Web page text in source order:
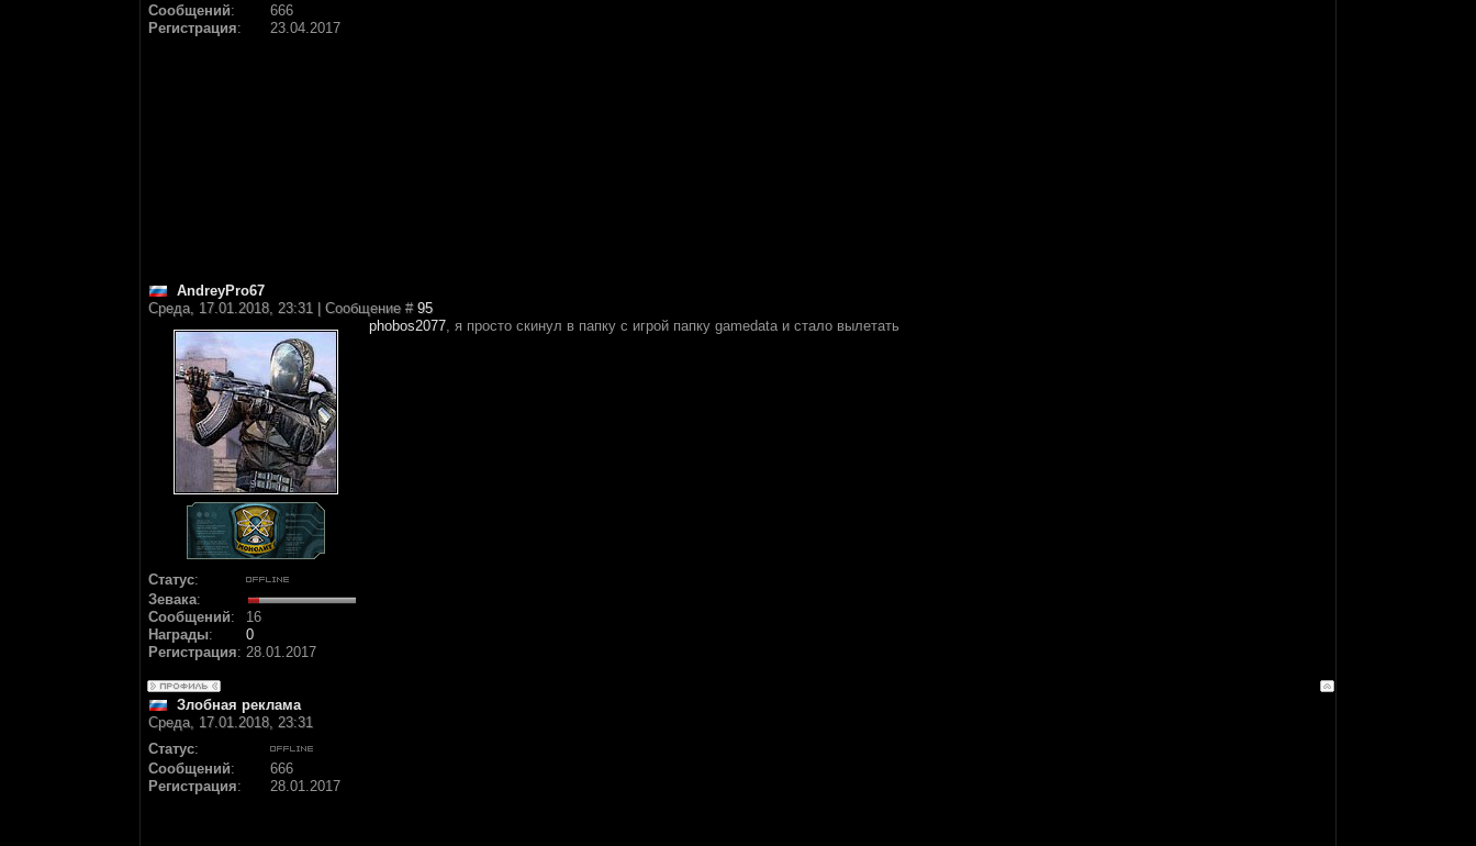
Сообщений:
666
Регистрация: 23.04.2017
AndreyPro67
Среда, 17.01.2018, 23:31 | Сообщение # 95
Статус:
Зевака:
Сообщений:
16
Награды:
0
Регистрация: 28.01.2017
phobos2077, я просто скинул в папку с игрой папку gamedata и стало вылетать
Злобная реклама
Среда, 17.01.2018, 23:31
Статус:
Сообщений:
666
Регистрация: 28.01.2017